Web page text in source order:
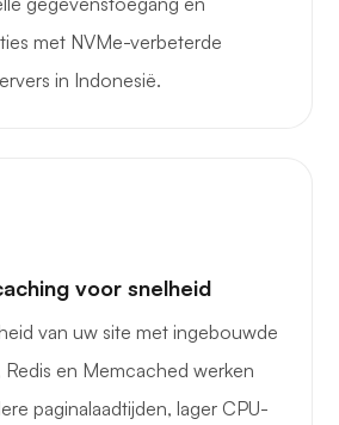
met NVMe-verbeterde
in Indonesië.
voor snelheid
van uw site met ingebouwde
Redis en Memcached werken
paginalaadtijden, lager CPU-